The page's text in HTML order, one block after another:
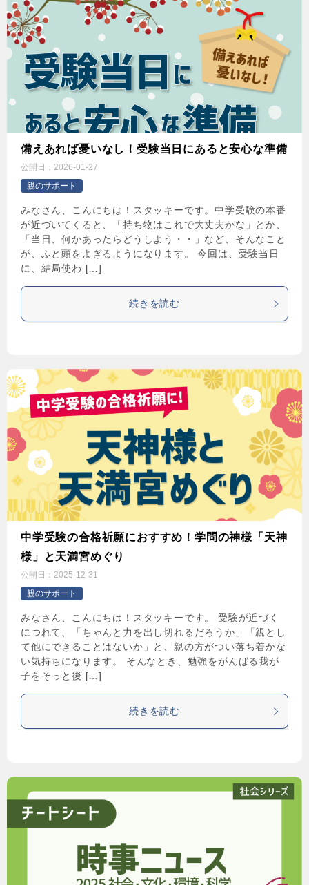
備えあれば憂いなし！受験当日にあると安心な準備
公開日： 2026-01-27
親のサポート
みなさん、こんにちは！スタッキーです。中学受験の本番
が近づいてくると、「持ち物はこれで大丈夫かな」とか、
「当日、何かあったらどうしよう・・」など、そんなこと
が、ふと頭をよぎるようになります。 今回は、受験当日
に、結局使わ […]
続きを読む
中学受験の合格祈願におすすめ！学問の神様「天神
様」と天満宮めぐり
公開日： 2025-12-31
親のサポート
みなさん、こんにちは！スタッキーです。 受験が近づく
につれて、「ちゃんと力を出し切れるだろうか」「親とし
て他にできることはないか」と、親の方がつい落ち着かな
い気持ちになります。 そんなとき、勉強をがんばる我が
子をそっと後 […]
続きを読む